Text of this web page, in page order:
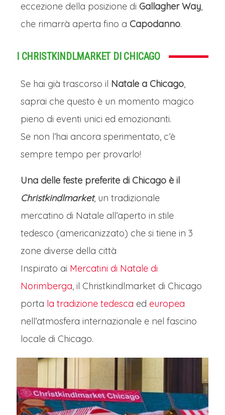
eccezione della posizione di Gallagher Way,
che rimarrà aperta fino a Capodanno.
I CHRISTKINDLMARKET DI CHICAGO
Se hai già trascorso il Natale a Chicago,
saprai che questo è un momento magico
pieno di eventi unici ed emozionanti.
Se non l’hai ancora sperimentato, c’è
sempre tempo per provarlo!
Una delle feste preferite di Chicago è il
Christkindlmarket, un tradizionale
mercatino di Natale all’aperto in stile
tedesco (americanizzato) che si tiene in 3
zone diverse della città
Inspirato ai Mercatini di Natale di
Norimberga, il Christkindlmarket di Chicago
porta la tradizione tedesca ed europea
nell’atmosfera internazionale e nel fascino
locale di Chicago.